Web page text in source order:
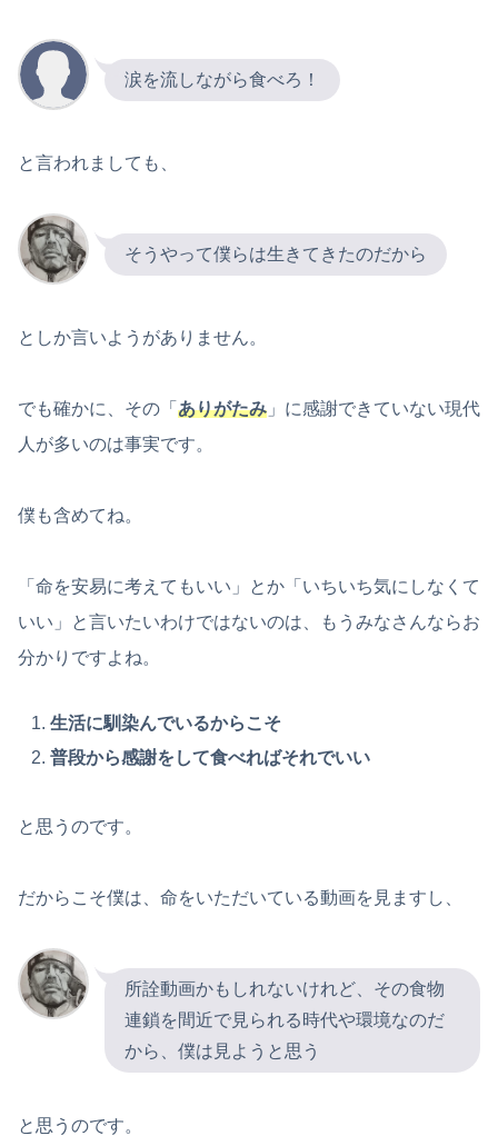
涙を流しながら食べろ！
と言われましても、
そうやって僕らは生きてきたのだから
としか言いようがありません。
でも確かに、その「 ありがたみ 」に感謝できていない現代
人が多いのは事実です。
僕も含めてね。
「命を安易に考えてもいい」とか「いちいち気にしなくて
いい」と言いたいわけではないのは、もうみなさんならお
分かりですよね。
生活に馴染んでいるからこそ
普段から感謝をして食べればそれでいい
と思うのです。
だからこそ僕は、命をいただいている動画を見ますし、
所詮動画かもしれないけれど、その食物
連鎖を間近で見られる時代や環境なのだ
から、僕は見ようと思う
と思うのです。